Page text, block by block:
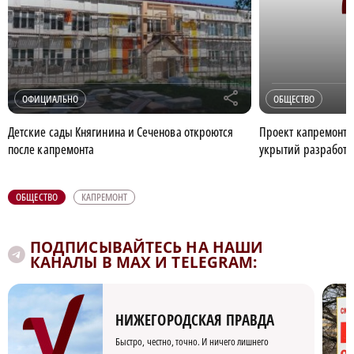
ОФИЦИАЛЬНО r
Детские сады Княгинина и Сеченова откроются
после капремонта
ОБЩЕСТВО
Проект
укрытий
ОБЩЕСТВО КАПРЕМОНТ
ПОДПИСЫВАЙТЕСЬ НА НАШИ
КАНАЛЫ В MAX И TELEGRAM:
НИЖЕГОРОДСКАЯ ПРАВДА
Быстро, честно, точно. И ничего лишнего